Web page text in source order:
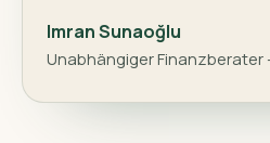
Imran Sunaoğlu
Unabhängiger Finanzberater